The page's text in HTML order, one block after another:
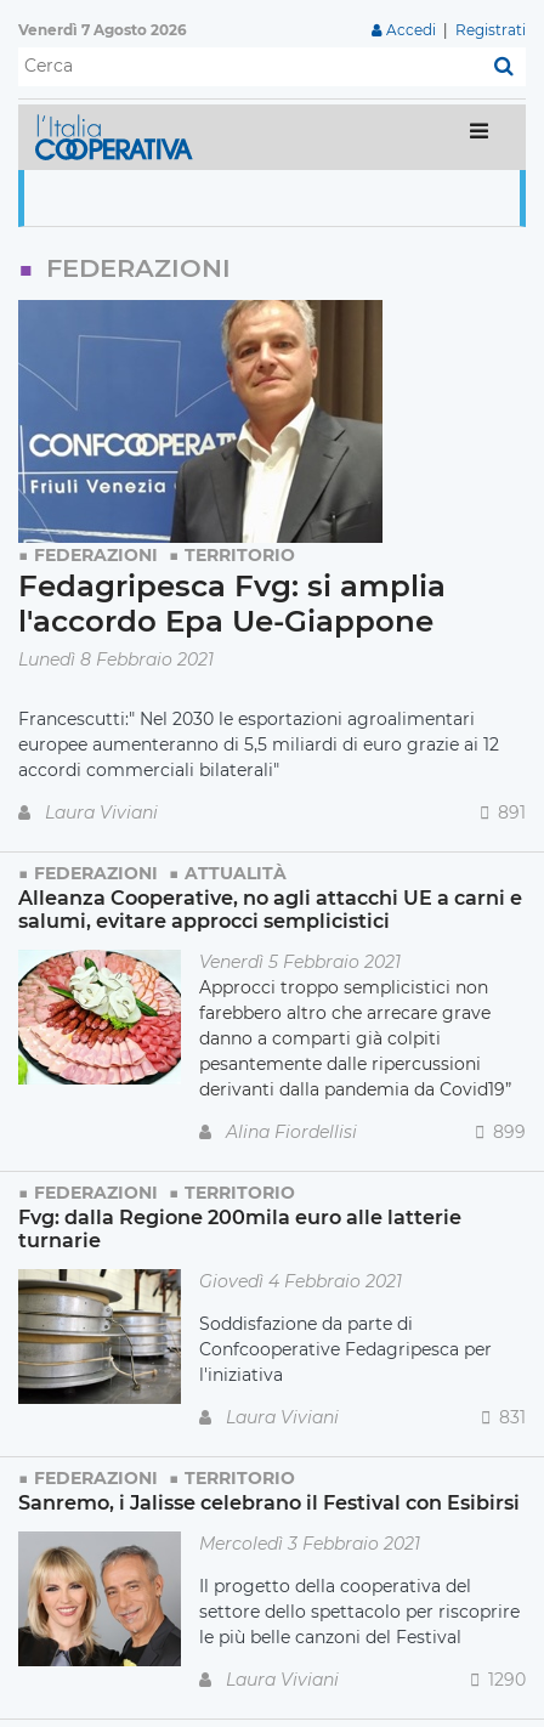
Venerdì 7 Agosto 2026 Accedi Registrati
FEDERAZIONI
FEDERAZIONI TERRITORIO
Fedagripesca Fvg: si amplia
l'accordo Epa Ue-Giappone
Lunedì 8 Febbraio 2021
Francescutti:" Nel 2030 le esportazioni agroalimentari
europee aumenteranno di 5,5 miliardi di euro grazie ai 12
accordi commerciali bilaterali"
Laura Viviani
891
FEDERAZIONI ATTUALITÀ
Alleanza Cooperative, no agli attacchi UE a carni e
salumi, evitare approcci semplicistici
Venerdì 5 Febbraio 2021
Approcci troppo semplicistici non
farebbero altro che arrecare grave
danno a comparti già colpiti
pesantemente dalle ripercussioni
derivanti dalla pandemia da Covid19”
Alina Fiordellisi
899
FEDERAZIONI TERRITORIO
Fvg: dalla Regione 200mila euro alle latterie
turnarie
Giovedì 4 Febbraio 2021
Soddisfazione da parte di
Confcooperative Fedagripesca per
l'iniziativa
Laura Viviani
831
FEDERAZIONI TERRITORIO
Sanremo, i Jalisse celebrano il Festival con Esibirsi
Mercoledì 3 Febbraio 2021
Il progetto della cooperativa del
settore dello spettacolo per riscoprire
le più belle canzoni del Festival
Laura Viviani
1290